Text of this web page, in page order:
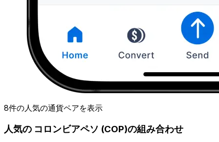
8件の人気の通貨ペアを表示
人気の コロンビアペソ (COP)の組み合わせ